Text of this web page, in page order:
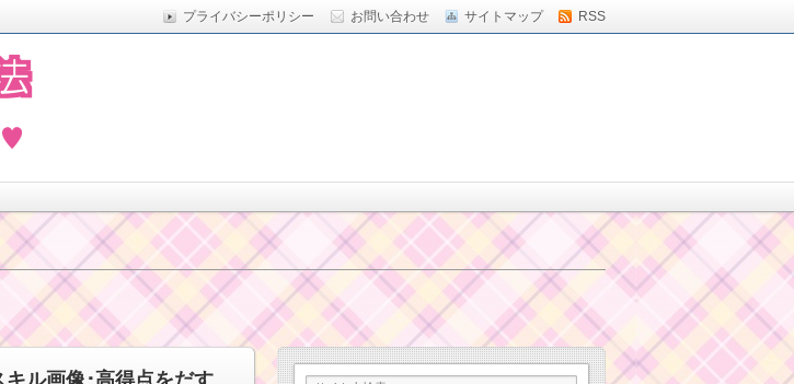
お問い合わせ サイトマップ RSS
プライバシーポリシー
。5月の新イベントや新ツムな
ル画像･高得点をだす